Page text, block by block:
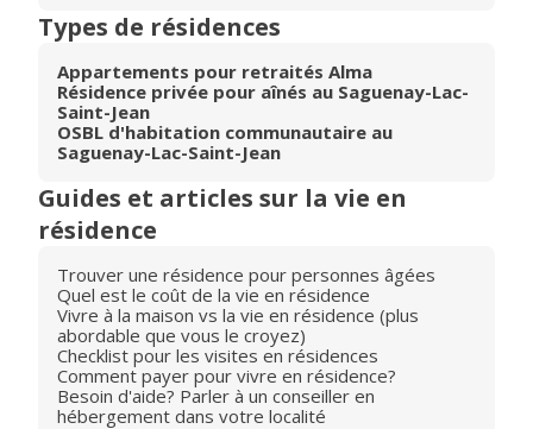
Types de résidences
Appartements pour retraités Alma
Résidence privée pour aînés au Saguenay-Lac-
Saint-Jean
OSBL d'habitation communautaire au
Saguenay-Lac-Saint-Jean
Guides et articles sur la vie en
résidence
Trouver une résidence pour personnes âgées
Quel est le coût de la vie en résidence
Vivre à la maison vs la vie en résidence (plus
abordable que vous le croyez)
Checklist pour les visites en résidences
Comment payer pour vivre en résidence?
Besoin d'aide? Parler à un conseiller en
hébergement dans votre localité